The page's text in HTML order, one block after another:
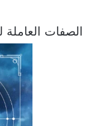
الصفات العاملة